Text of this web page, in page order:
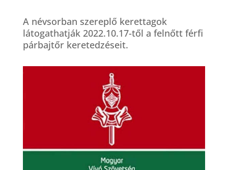
A névsorban szereplő kerettagok
látogathatják 2022.10.17-től a felnőtt férfi
párbajtőr keretedzéseit.